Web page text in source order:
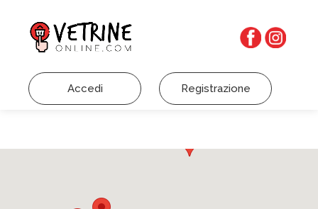
Accedi Registrazione